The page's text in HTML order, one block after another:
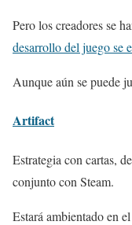
Pero los creadores se
desarrollo del juego se
Aunque aún se puede
Artifact
Estrategia con cartas,
conjunto con Steam.
Estará ambientado en